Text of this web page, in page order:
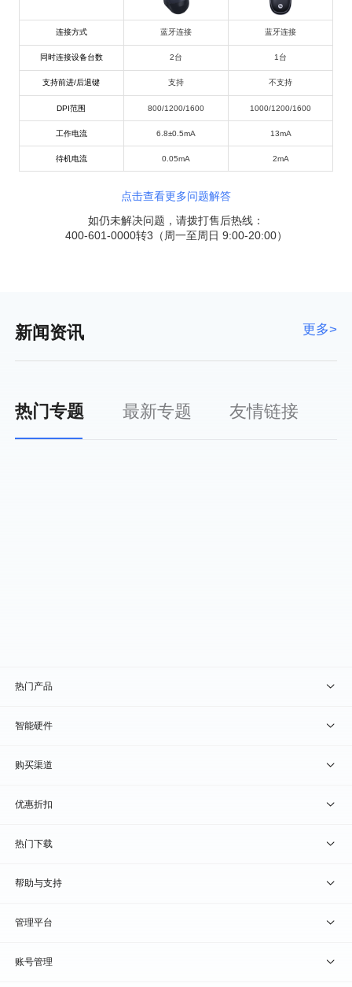
连接方式 蓝牙连接 蓝牙连接
同时连接设备台数 2台 1台
支持前进/后退键 支持 不支持
DPI范围 800/1200/1600 1000/1200/1600
工作电流 6.8±0.5mA 13mA
待机电流 0.05mA 2mA
点击查看更多问题解答
如仍未解决问题，请拨打售后热线 ：
400-601-0000转3（周一至周日 9:00-20:00）
新闻资讯 更多>
热门专题 最新专题 友情链接
热门产品
贝锐向日葵 · 远程控制
贝锐蒲公英 · 异地组网
贝锐花生壳 · 动态域名
贝锐洋葱头 · 协作无间
智能硬件
贝锐向日葵硬件
贝锐蒲公英硬件
贝锐花生壳硬件
购买渠道
天猫旗舰店
京东旗舰店
优惠折扣
兑换码通道
教育公益折扣
热门下载
贝锐向日葵客户端
贝锐蒲公英客户端
贝锐花生壳客户端
帮助与支持
我要建议
我要投诉
管理平台
贝锐向日葵管理
账号管理